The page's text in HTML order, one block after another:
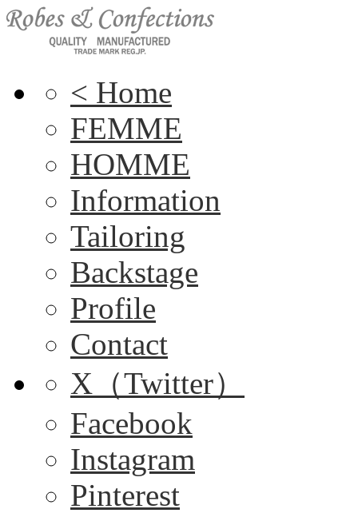
< Home
FEMME
HOMME
Information
Tailoring
Backstage
Profile
Contact
X（Twitter）
Facebook
Instagram
Pinterest